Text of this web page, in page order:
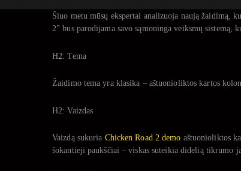
Šiuo metu mūsų ekspertai analizuoja naują žaidimą,
2" bus parodijama savo sąmoninga veiksmų
H2: Tema
Žaidimo tema yra klasika – aštuonioliktos kartos
H2: Vaizdas
Vaizdą sukuria Chicken Road 2 demo aštuonioliktos
šokantieji paukščiai – viskas suteikia didelią tikrumo